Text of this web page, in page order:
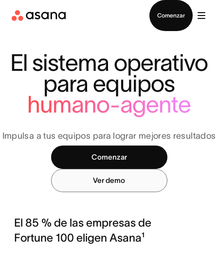
Comenzar
El sistema operativo
para equipos
humano-agente
Impulsa a tus equipos para lograr mejores resultados
Comenzar
Ver demo
El 85 % de las empresas de
Fortune 100 eligen Asana¹